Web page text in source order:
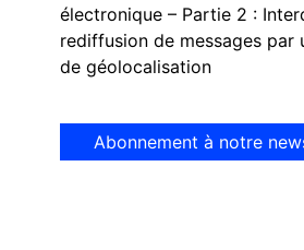
électronique – Partie 2 :
rediffusion de messages par
de géolocalisation
Abonnement à notre